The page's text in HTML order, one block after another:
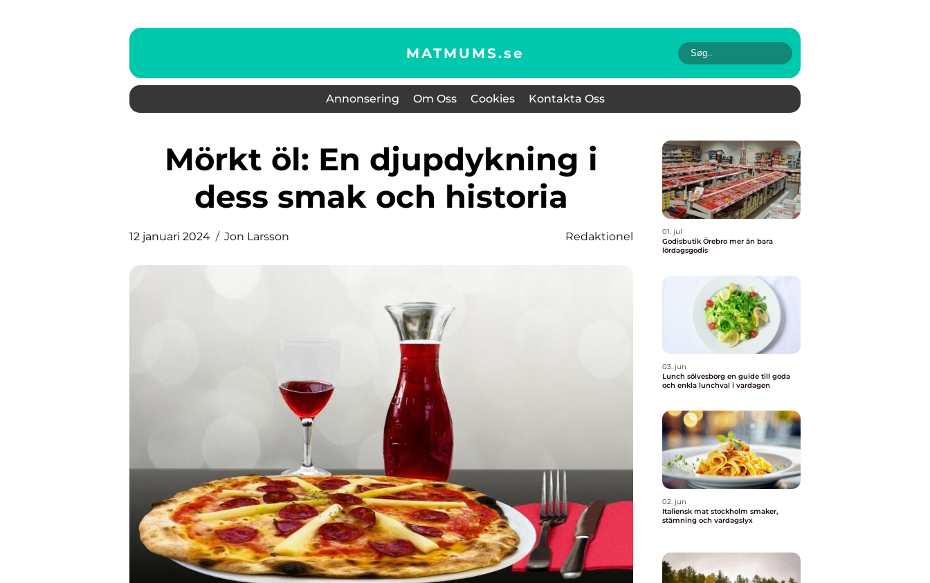
MATMUMS.se
Annonsering Om Oss Cookies Kontakta Oss
Mörkt öl: En djupdykning i
dess smak och historia
12 januari 2024 Jon Larsson Redaktionel
01. jul
Godisbutik Örebro mer än bara
lördagsgodis
03. jun
Lunch sölvesborg en guide till goda
och enkla lunchval i vardagen
02. jun
Italiensk mat stockholm smaker,
stämning och vardagslyx